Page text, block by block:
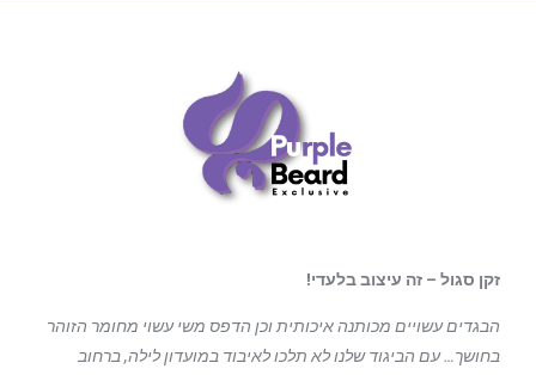
זקן סגול – זה עיצוב בלעדי!
הבגדים עשויים מכותנה איכותית וכן הדפס משי עשוי מחומר הזוהר
בחושך… עם הביגודשלנו לא תלכו לאיבוד במועדון לילה, ברחוב